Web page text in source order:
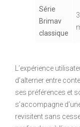
Série
Brimav
classique
L’expérience
d’alterner entre
ses préférences et
s’accompagne
revisitent sans